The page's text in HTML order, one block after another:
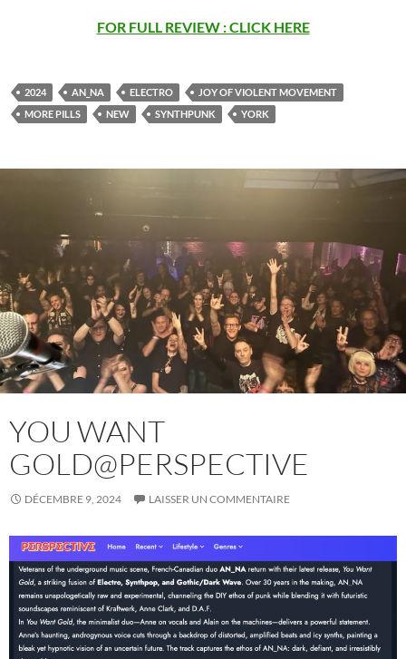
FOR FULL REVIEW : CLICK HERE
2024 AN_NA ELECTRO
JOY OF VIOLENT MOVEMENT
MORE PILLS
NEW SYNTHPUNK YORK
YOU WANT
GOLD@PERSPECTIVE
DÉCEMBRE 9, 2024 LAISSER UN COMMENTAIRE